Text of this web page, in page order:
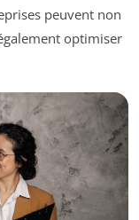
peuvent non
optimiser